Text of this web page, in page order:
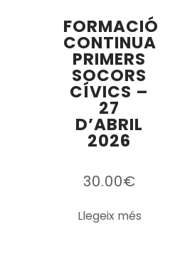
FORMACIÓ
CONTINUA
PRIMERS
SOCORS
CÍVICS –
27
D’ABRIL
2026
30.00€
Llegeix més